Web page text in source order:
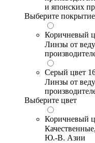
и японских
Выберите
Коричневый
Линзы от
Серый цвет
Линзы от
Выберите цвет
Коричневый
Ю.-В. Азии